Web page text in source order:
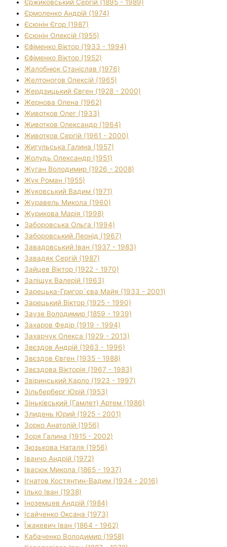
Єржиковський Сергій (1895 - 1989)
Єрмоленко Андрій (1974)
Єсюнін Єгор (1987)
Єсюнін Олексій (1955)
Єфіменко Віктор (1933 - 1994)
Єфіменко Віктор (1952)
Жалобнюк Станіслав (1976)
Желтоногов Олексій (1965)
Жердзицький Євген (1928 - 2000)
Жернова Олена (1962)
Животков Олег (1933)
Животков Олександр (1964)
Животков Сергій (1961 - 2000)
Жигульська Галина (1957)
Жолудь Олександр (1951)
Жуган Володимир (1926 - 2008)
Жук Роман (1955)
Жуковський Вадим (1971)
Журавель Микола (1960)
Журикова Марія (1998)
Заборовська Ольга (1994)
Заборовський Леонід (1967)
Завадовський Іван (1937 - 1983)
Завадяк Сергій (1987)
Зайцев Віктор (1922 - 1970)
Заліщук Валерій (1963)
Зарецька-Григор`єва Майя (1933 - 2001)
Зарецький Віктор (1925 - 1990)
Заузе Володимир (1859 - 1939)
Захаров Федір (1919 - 1994)
Захарчук Олекса (1929 - 2013)
Звєздов Андрій (1963 - 1996)
Звєздов Євген (1935 - 1988)
Звєздова Вікторія (1967 - 1983)
Звіринський Карло (1923 - 1997)
Зільберберг Юрій (1953)
Зіньківський (Гамлет) Артем (1986)
Злидень Юрий (1925 - 2001)
Зорко Анатолій (1956)
Зоря Галина (1915 - 2002)
Зюзькова Наталя (1956)
Іванчо Андрій (1972)
Івасюк Микола (1865 - 1937)
Ігнатов Костянтин-Вадим (1934 - 2016)
Ілько Іван (1938)
Іноземцев Андрій (1984)
Ісайченко Оксана (1973)
Їжакевич Іван (1864 - 1962)
Кабаченко Володимир (1958)